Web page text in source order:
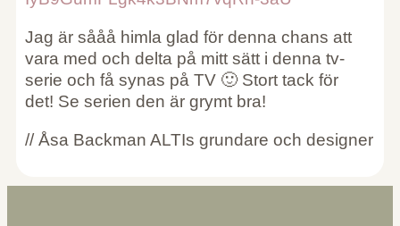
Jag är sååå himla glad för denna chans att
vara med och delta på mitt sätt i denna tv-
serie och få synas på TV 🙂 Stort tack för
det! Se serien den är grymt bra!
// Åsa Backman ALTIs grundare och designer